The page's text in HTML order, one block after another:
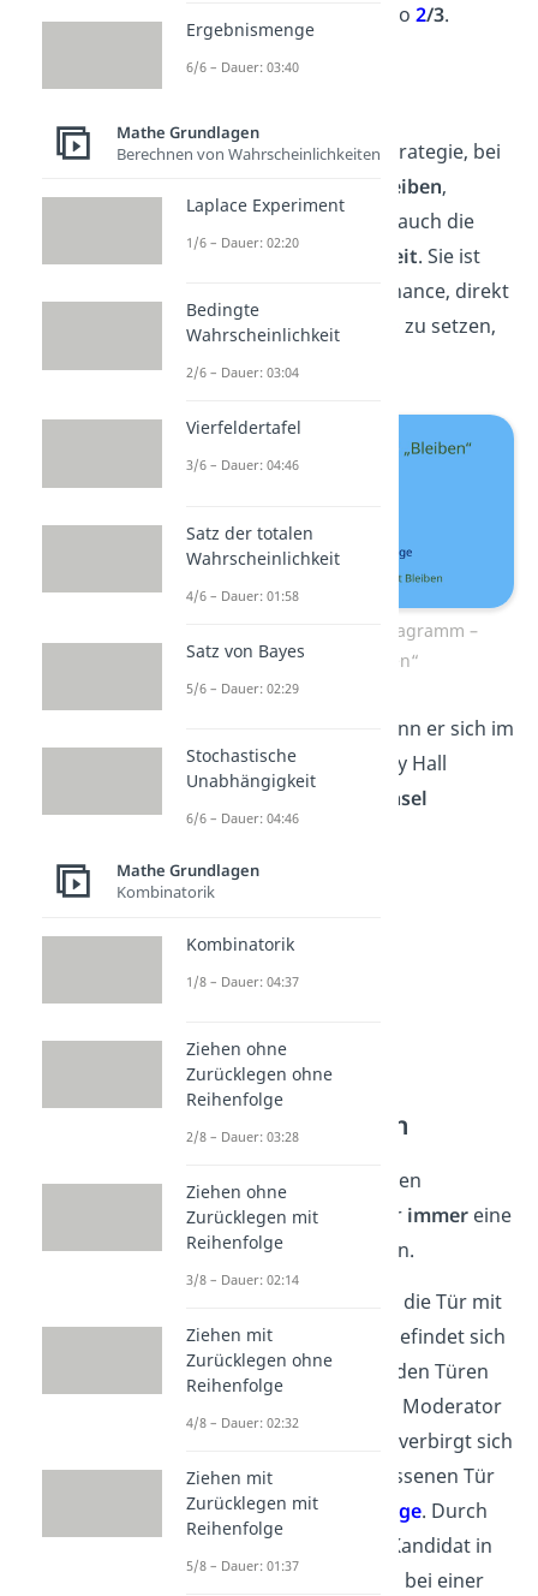
zu erwischen, beträgt also 2/3.
Spielt der Kandidat die Strategie, bei
bleiben,
bestimmt die erste Wahl auch die
Gewinnwahrscheinlichkeit. Sie ist
genau so hoch wie die Chance, direkt
auf die Tür mit dem
zu setzen,
also
Ziegenproblem Baumdiagramm –
Strategie „Bleiben“
Aber wie sieht es aus, wenn er sich im
zweiten Schritt des Monty Hall
Problems für einen
Wechsel
entscheidet
Strategie Wechseln
Unabhängig von der ersten
Wahlwird der Moderator immereine
Tür mit einer
öffnen.
Hat sich der Kandidat für die Tür mit
demAutoentschieden, befindet sich
hinterbeidenverbleibenden Türen
. Nachdem der Moderator
eine davon geöffnet hat, verbirgt sich
hinter der noch verschlossenen Tür
also immer noch eine
Ziege. Durch
Wechsel
wird der Kandidat in
diesem Fall
bei einer
Ergebnismenge
6/6 – Dauer: 03:40
Mathe Grundlagen
Berechnen von Wahrscheinlichkeiten
Laplace Experiment
1/6 – Dauer: 02:20
Bedingte
Wahrscheinlichkeit
2/6 – Dauer: 03:04
Vierfeldertafel
3/6 – Dauer: 04:46
Satz der totalen
Wahrscheinlichkeit
4/6 – Dauer: 01:58
Satz von Bayes
5/6 – Dauer: 02:29
Stochastische
Unabhängigkeit
6/6 – Dauer: 04:46
Mathe Grundlagen
Kombinatorik
Kombinatorik
1/8 – Dauer: 04:37
Ziehen ohne
Zurücklegen ohne
Reihenfolge
2/8 – Dauer: 03:28
Ziehen ohne
Zurücklegen mit
Reihenfolge
3/8 – Dauer: 02:14
Ziehen mit
Zurücklegen ohne
Reihenfolge
4/8 – Dauer: 02:32
Ziehen mit
Zurücklegen mit
Reihenfolge
5/8 – Dauer: 01:37